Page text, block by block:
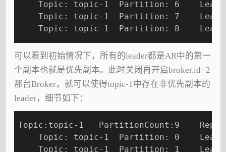
Topic: topic-1  Partition: 6
Topic: topic-1  Partition: 7
Topic: topic-1  Partition: 8
可以看到初始情况下，所有的leader都是AR中的第一
个副本也就是优先副本。此时关闭再开启broker.id=2
那台Broker，就可以使得topic-1中存在非优先副本的
leader，细节如下：
Topic:topic-1   PartitionCount:9
Topic: topic-1  Partition: 0
Topic: topic-1  Partition: 1